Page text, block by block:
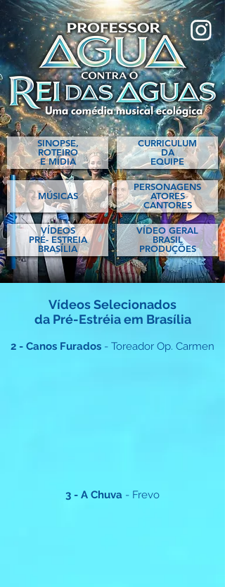
SINOPSE,
ROTEIRO
E MÍDIA
MÚSICAS
VÍDEOS
PRÉ- ESTREIA
BRASÍLIA
CURRICULUM
DA
EQUIPE
PERSONAGENS
ATORES
CANTORES
VÍDEO GERAL
BRASIL
PRODUÇÕES​​​
Vídeos Selecionados
da Pré-Estréia em Brasília
2 - Canos Furados- Toreador Op. Carmen
3 - A Chuva - Frevo